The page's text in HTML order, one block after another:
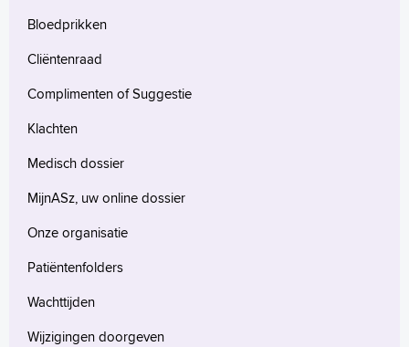
Bloedprikken
Cliëntenraad
Complimenten of Suggestie
Klachten
Medisch dossier
MijnASz, uw online dossier
Onze organisatie
Patiëntenfolders
Wachttijden
Wijzigingen doorgeven